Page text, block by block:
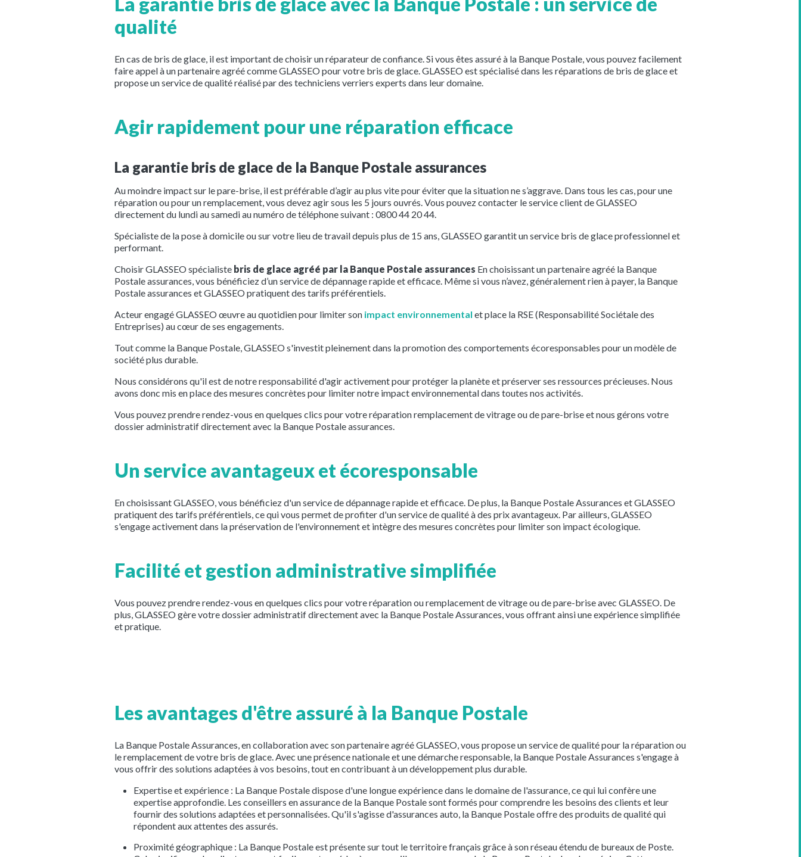
qualité
En cas de bris de glace, il est important de choisir un réparateur de confiance. Si vous êtes assuré à la Banque Postale, vous pouvez facilement
faire appel à un partenaire agréé comme GLASSEO pour votre bris de glace. GLASSEO est spécialisé dans les réparations de bris de glace et
propose un service de qualité réalisé par des techniciens verriers experts dans leur domaine.
Agir rapidement pour une réparation efficace
La garantie bris de glace de la Banque Postale assurances
Au moindre impact sur le pare-brise, il est préférable d’agir au plus vite pour éviter que la situation ne s’aggrave. Dans tous les cas, pour une
réparation ou pour un remplacement, vous devez agir sous les 5 jours ouvrés. Vous pouvez contacter le service client de GLASSEO
directement du lundi au samedi au numéro de téléphone suivant : 0800 44 20 44.
Spécialiste de la pose à domicile ou sur votre lieu de travail depuis plus de 15 ans, GLASSEO garantit un service bris de glace professionnel et
performant.
Choisir GLASSEO spécialiste bris de glace agréé par la Banque Postale assurances En choisissant un partenaire agréé la Banque
Postale assurances, vous bénéficiez d’un service de dépannage rapide et efficace. Même si vous n’avez, généralement rien à payer, la Banque
Postale assurances et GLASSEO pratiquent des tarifs préférentiels.
Acteur engagé GLASSEO œuvre au quotidien pour limiter son impact environnemental et place la RSE (Responsabilité Sociétale des
Entreprises) au cœur de ses engagements.
Tout comme la Banque Postale, GLASSEO s'investit pleinement dans la promotion des comportements écoresponsables pour un modèle de
société plus durable.
Nous considérons qu'il est de notre responsabilité d'agir activement pour protéger la planète et préserver ses ressources précieuses. Nous
avons donc mis en place des mesures concrètes pour limiter notre impact environnemental dans toutes nos activités.
Vous pouvez prendre rendez-vous en quelques clics pour votre réparation remplacement de vitrage ou de pare-brise et nous gérons votre
dossier administratif directement avec la Banque Postale assurances.
Un service avantageux et écoresponsable
En choisissant GLASSEO, vous bénéficiez d'un service de dépannage rapide et efficace. De plus, la Banque Postale Assurances et GLASSEO
pratiquent des tarifs préférentiels, ce qui vous permet de profiter d'un service de qualité à des prix avantageux. Par ailleurs, GLASSEO
s'engage activement dans la préservation de l'environnement et intègre des mesures concrètes pour limiter son impact écologique.
Facilité et gestion administrative simplifiée
Vous pouvez prendre rendez-vous en quelques clics pour votre réparation ou remplacement de vitrage ou de pare-brise avec GLASSEO. De
plus, GLASSEO gère votre dossier administratif directement avec la Banque Postale Assurances, vous offrant ainsi une expérience simplifiée
et pratique.
Les avantages d'être assuré à la Banque Postale
La Banque Postale Assurances, en collaboration avec son partenaire agréé GLASSEO, vous propose un service de qualité pour la réparation ou
le remplacement de votre bris de glace. Avec une présence nationale et une démarche responsable, la Banque Postale Assurances s'engage à
vous offrir des solutions adaptées à vos besoins, tout en contribuant à un développement plus durable.
Expertise et expérience : La Banque Postale dispose d'une longue expérience dans le domaine de l'assurance, ce qui lui confère une
expertise approfondie. Les conseillers en assurance de la Banque Postale sont formés pour comprendre les besoins des clients et leur
fournir des solutions adaptées et personnalisées. Qu'il s'agisse d'assurances auto, la Banque Postale offre des produits de qualité qui
répondent aux attentes des assurés.
Proximité géographique : La Banque Postale est présente sur tout le territoire français grâce à son réseau étendu de bureaux de Poste.